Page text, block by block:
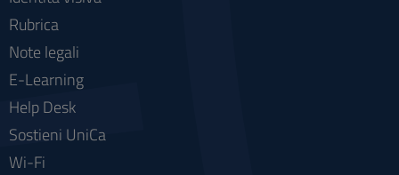
Rubrica
Note legali
E-Learning
Help Desk
Sostieni UniCa
Wi-Fi